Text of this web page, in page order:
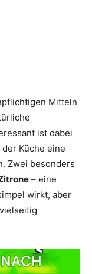
Mitteln
ist dabei
Küche eine
Zwei besonders
– eine
wirkt, aber